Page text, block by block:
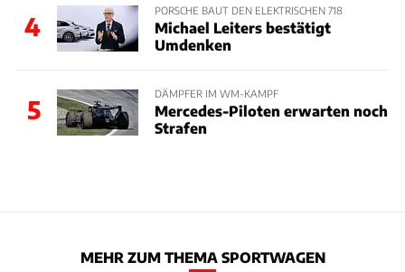
4
PORSCHE BAUT DEN ELEKTRISCHEN 718
Michael Leiters bestätigt
Umdenken
5
DÄMPFER IM WM-KAMPF
Mercedes-Piloten erwarten noch
Strafen
MEHR ZUM THEMA SPORTWAGEN